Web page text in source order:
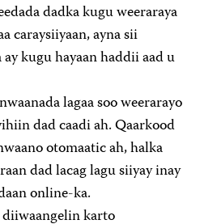
dadka kugu weeraraya
caraysiiyaan, ayna sii
kugu hayaan haddii aad u
lagaa soo weerarayo
dad caadi ah. Qaarkood
otomaatic ah, halka
dad lacag lagu siiyay inay
online-ka.
diiwaangelin karto